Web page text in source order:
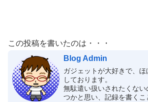
この投稿を書いたのは・・・
Blog Admin
ガジェットが大好きで、
しております。
無駄遣い扱いされたくな
つかと思い、記録を書くこ